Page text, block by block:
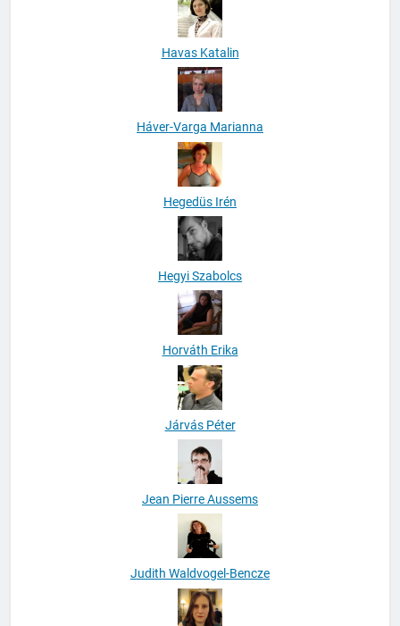
Havas Katalin
Háver-Varga Marianna
Hegedüs Irén
Hegyi Szabolcs
Horváth Erika
Járvás Péter
Jean Pierre Aussems
Judith Waldvogel-Bencze